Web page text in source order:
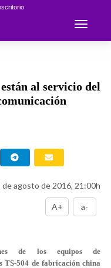
Toggle
al servicio del
de agosto de 2016, 21:00h
A+ a-
de los equipos de
TS-504 de fabricación china